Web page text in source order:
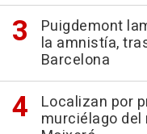
Puigdemont
la amnistía,
Barcelona
Localizan por
murciélago del